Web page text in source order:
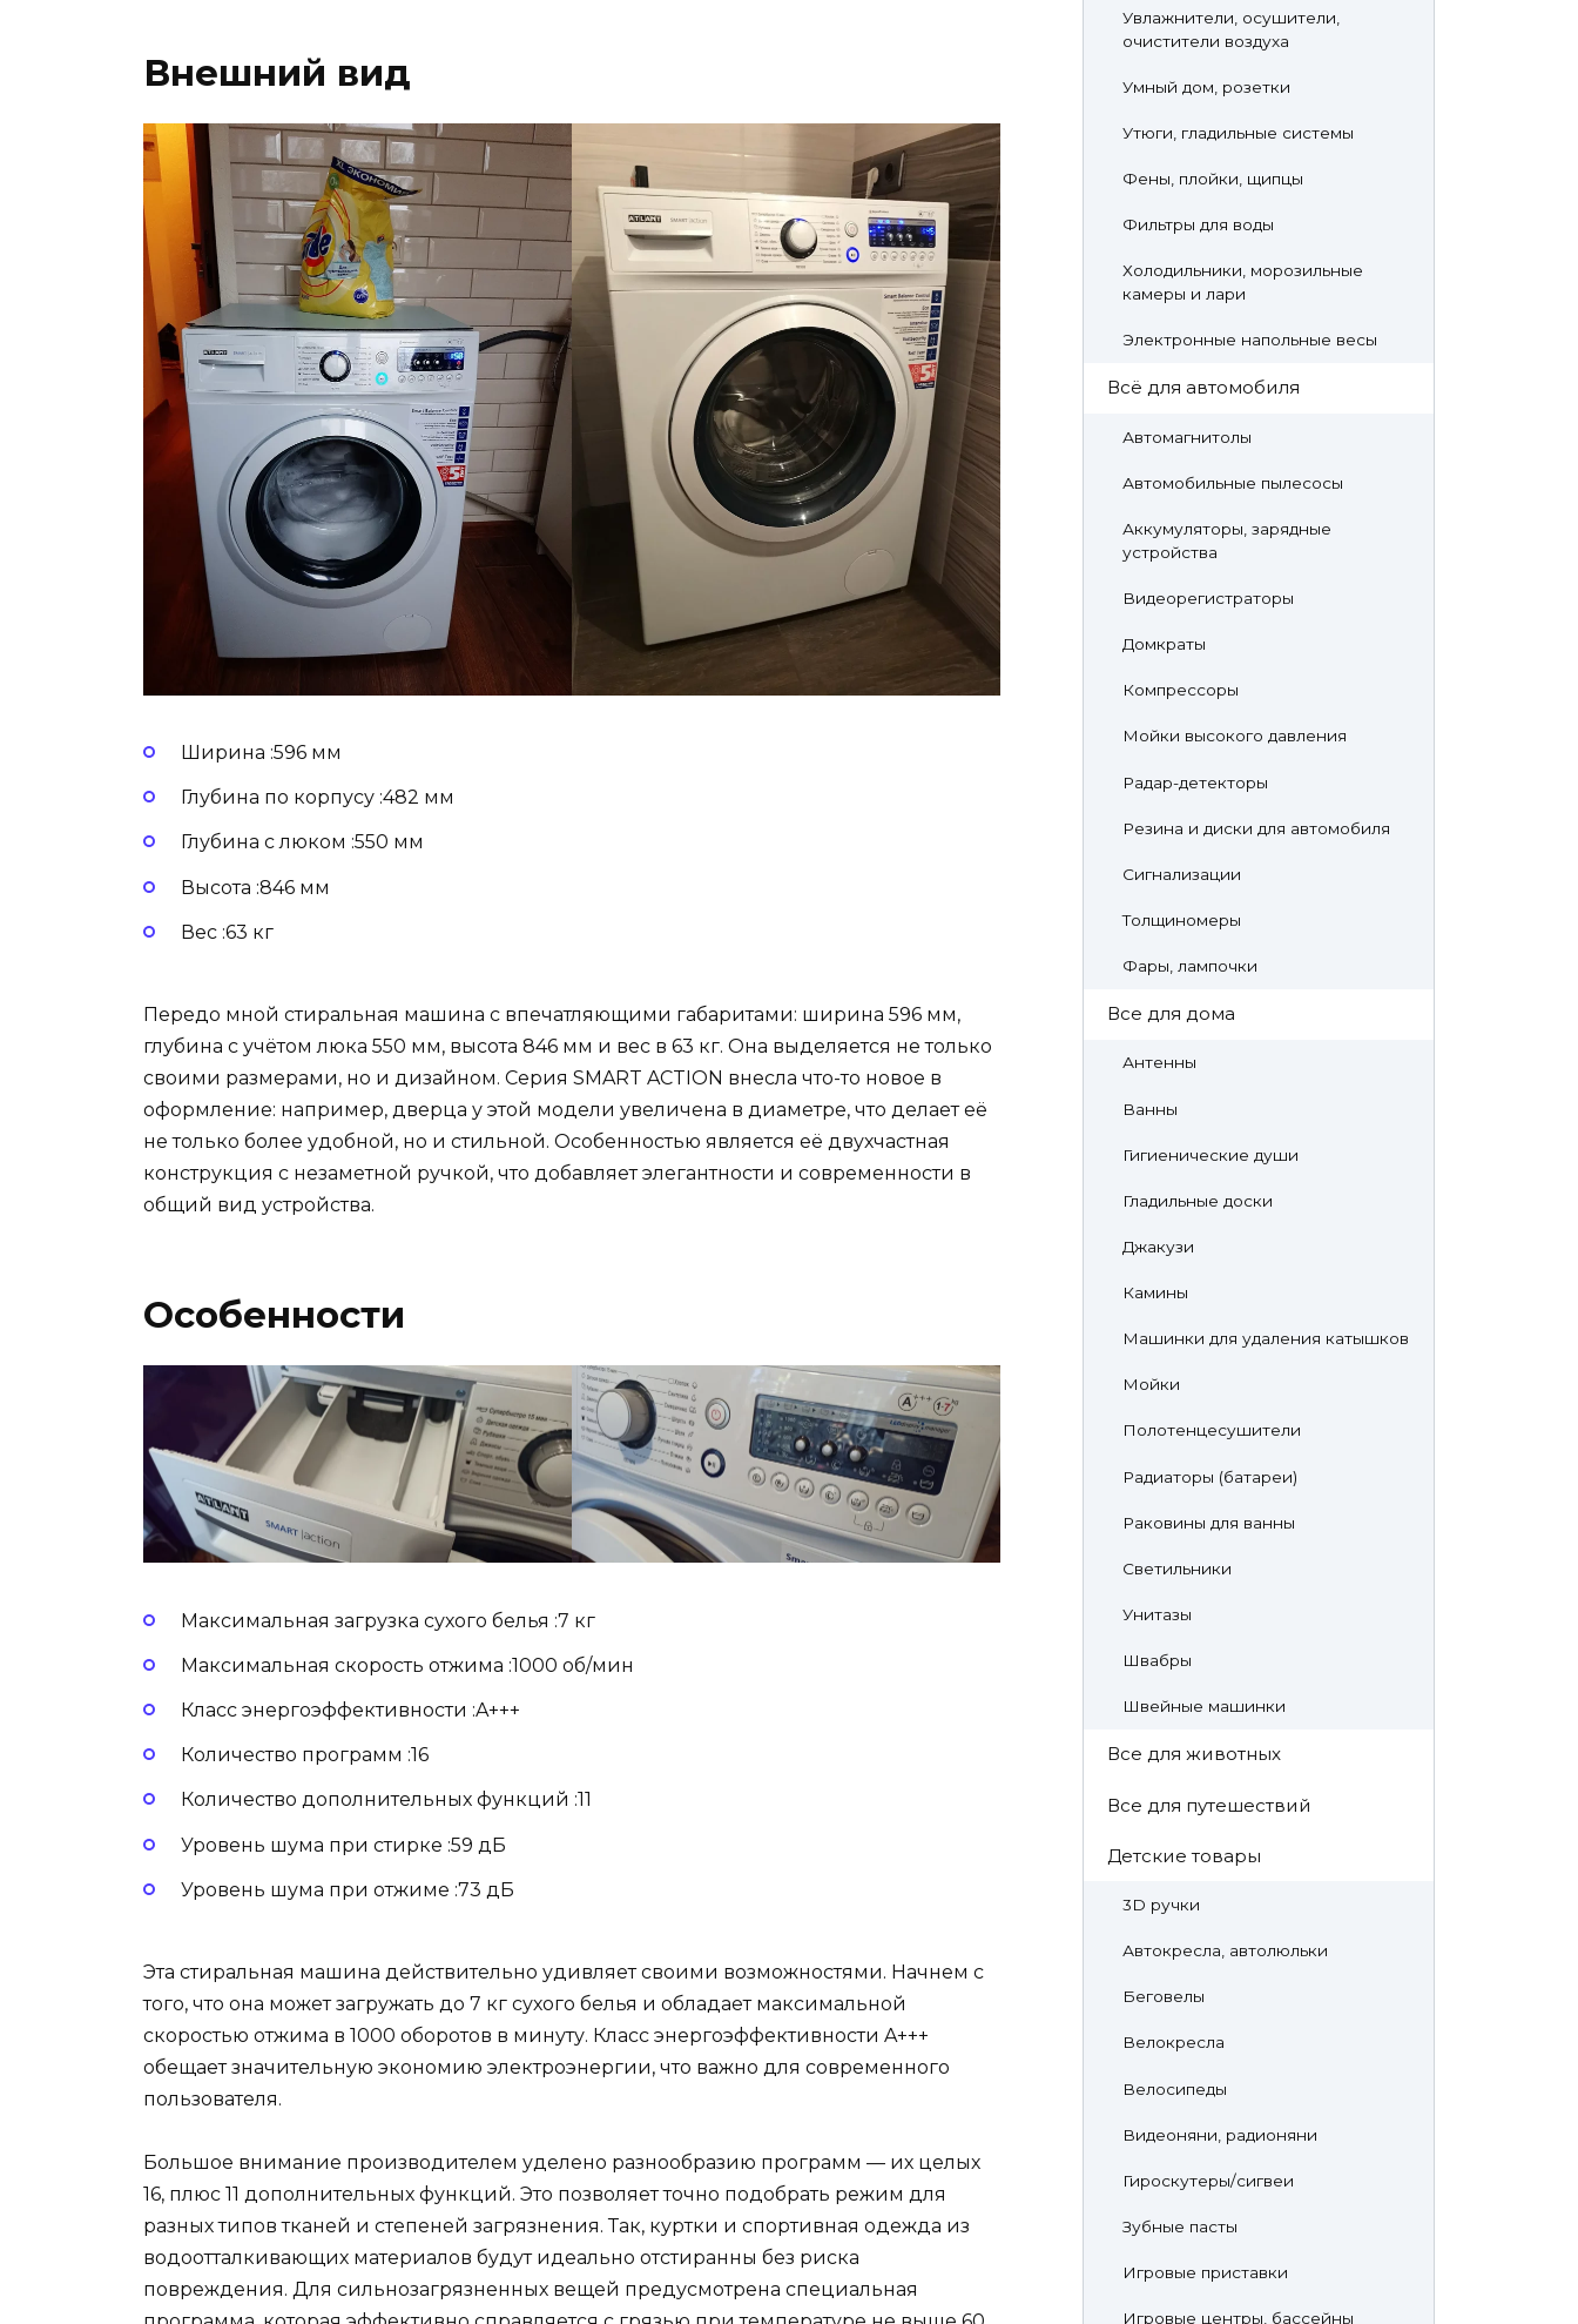
Внешний вид
Ширина :596 мм
Глубина по корпусу :482 мм
Глубина с люком :550 мм
Высота :846 мм
Вес :63 кг
Передо мной стиральная машина с впечатляющими габаритами: ширина 596 мм,
глубина с учётом люка 550 мм, высота 846 мм и вес в 63 кг. Она выделяется не только
своими размерами, но и дизайном. Серия SMART ACTION внесла что-то новое в
оформление: например, дверца у этой модели увеличена в диаметре, что делает её
не только более удобной, но и стильной. Особенностью является её двухчастная
конструкция с незаметной ручкой, что добавляет элегантности и современности в
общий вид устройства.
Особенности
Максимальная загрузка сухого белья :7 кг
Максимальная скорость отжима :1000 об/мин
Класс энергоэффективности :A+++
Количество программ :16
Количество дополнительных функций :11
Уровень шума при стирке :59 дБ
Уровень шума при отжиме :73 дБ
Эта стиральная машина действительно удивляет своими возможностями. Начнем с
того, что она может загружать до 7 кг сухого белья и обладает максимальной
скоростью отжима в 1000 оборотов в минуту. Класс энергоэффективности A+++
обещает значительную экономию электроэнергии, что важно для современного
пользователя.
Большое внимание производителем уделено разнообразию программ — их целых
16, плюс 11 дополнительных функций. Это позволяет точно подобрать режим для
разных типов тканей и степеней загрязнения. Так, куртки и спортивная одежда из
водоотталкивающих материалов будут идеально отстиранны без риска
повреждения. Для сильнозагрязненных вещей предусмотрена специальная
Увлажнители, осушители,
очистители воздуха
Умный дом, розетки
Утюги, гладильные системы
Фены, плойки, щипцы
Фильтры для воды
Холодильники, морозильные
камеры и лари
Электронные напольные весы
Всё для автомобиля
Автомагнитолы
Автомобильные пылесосы
Аккумуляторы, зарядные
устройства
Видеорегистраторы
Домкраты
Компрессоры
Мойки высокого давления
Радар-детекторы
Резина и диски для автомобиля
Сигнализации
Толщиномеры
Фары, лампочки
Все для дома
Антенны
Ванны
Гигиенические души
Гладильные доски
Джакузи
Камины
Машинки для удаления катышков
Мойки
Полотенцесушители
Радиаторы (батареи)
Раковины для ванны
Светильники
Унитазы
Швабры
Швейные машинки
Все для животных
Все для путешествий
Детские товары
3D ручки
Автокресла, автолюльки
Беговелы
Велокресла
Велосипеды
Видеоняни, радионяни
Гироскутеры/сигвеи
Зубные пасты
Игровые приставки
Игровые центры, бассейны